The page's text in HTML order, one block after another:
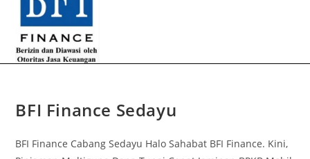
BFI Finance Sedayu
BFI Finance Cabang Sedayu Halo Sahabat BFI Finance. Kini,